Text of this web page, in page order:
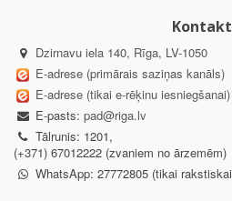
Dzirnavu iela 140, Rīga, LV-1050
E-adrese (primārais saziņas kanāls)
E-adrese (tikai e-rēķinu iesniegšanai)
E-pasts: pad@riga.lv
Tālrunis: 1201,
(+371) 67012222 (zvaniem no ārzemēm)
WhatsApp: 27772805 (tikai